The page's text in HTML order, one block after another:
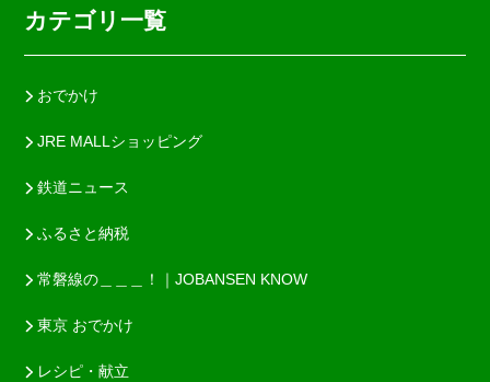
カテゴリ一覧
おでかけ
JRE MALLショッピング
鉄道ニュース
ふるさと納税
常磐線の＿＿＿！｜JOBANSEN KNOW
東京 おでかけ
レシピ・献立